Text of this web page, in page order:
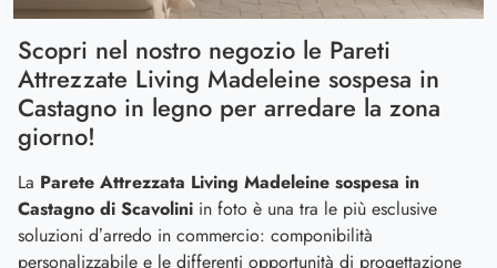
Scopri nel nostro negozio le Pareti
Attrezzate Living Madeleine sospesa in
Castagno in legno per arredare la zona
giorno!
La Parete Attrezzata Living Madeleine sospesa in
Castagno di Scavolini in foto è una tra le più esclusive
soluzioni d’arredo in commercio: componibilità
personalizzabile e le differenti opportunità di progettazione